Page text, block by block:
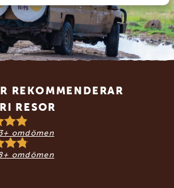
REKOMMENDERAR
RESOR
omdömen
omdömen